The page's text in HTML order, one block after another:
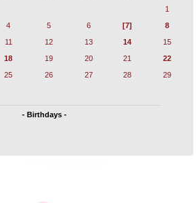
1
4 5 6 [7]
8
11 12 13 14
15
18 19 20 21
22
25 26 27 28
29
- Birthdays -